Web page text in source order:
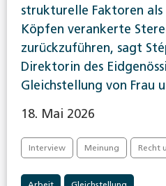
strukturelle Faktoren
Köpfen verankerte
zurückzuführen, sagt
Direktorin des
Gleichstellung von Frau
18. Mai 2026
Interview Meinung Recht